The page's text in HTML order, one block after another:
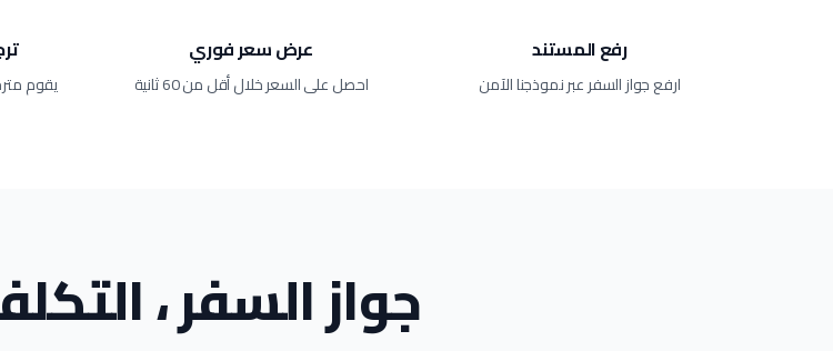
رفع المستند
ارفع جواز السفر عبر نموذجنا الآمن
عرض سعر فوري
احصل على السعر خلال أقل من 60 ثانية يقوم
جواز السفر ،